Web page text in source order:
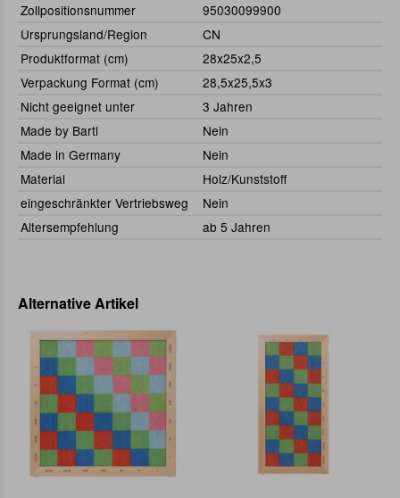
Zollpositionsnummer
95030099900
Ursprungsland/Region
CN
Produktformat (cm)
28x25x2,5
Verpackung Format (cm)
28,5x25,5x3
Nicht geeignet unter
3 Jahren
Made by Bartl
Nein
Made in Germany
Nein
Material
Holz/Kunststoff
eingeschränkter Vertriebsweg
Nein
Altersempfehlung
ab 5 Jahren
Alternative Artikel